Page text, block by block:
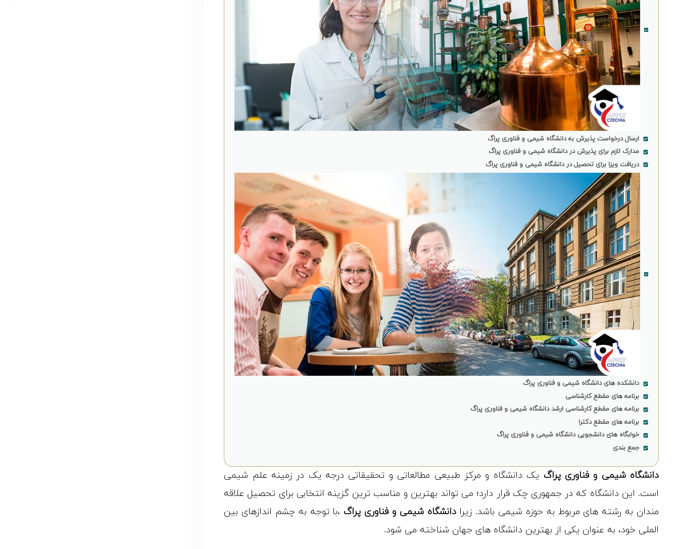
ارسال درخواست پذیرش به دانشگاه شیمی و فناوری پراگ
مدارک لازم برای پذیرش در دانشگاه شیمی و فناوری پراگ
دریافت ویزا برای تحصیل در دانشگاه شیمی و فناوری پراگ
دانشکده های دانشگاه شیمی و فناوری پراگ
برنامه های مقطع کارشناسی
برنامه های مقطع کارشناسی ارشد دانشگاه شیمی و فناوری پراگ
برنامه های مقطع دکترا
خوابگاه های دانشجویی دانشگاه شیمی و فناوری پراگ
جمع بندی
دانشگاه شیمی و فناوری پراگ یک دانشگاه و مرکز طبیعی مطالعاتی و تحقیقاتی درجه یک در زمینه علم شیمی
است. این دانشگاه که در جمهوری چک قرار دارد؛ می تواند بهترین و مناسب ترین گزینه انتخابی برای تحصیل علاقه
مندان به رشته های مربوط به حوزه شیمی باشد. زیرادانشگاه شیمی و فناوری پراگ ،با توجه به چشم اندازهای بین
الملی خود، به عنوان یکی از بهترین دانشگاه های جهان شناخته می شود.